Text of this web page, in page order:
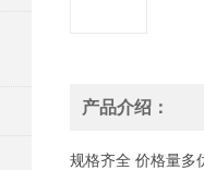
产品介绍：
规格齐全 价格量多